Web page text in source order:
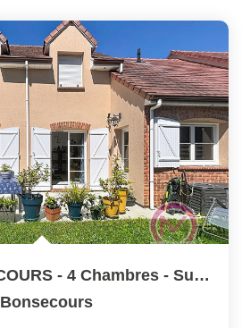
CONTACT
MAISON BONSECOURS - 4 Chambres - Surface 125 M2
Bonsecours